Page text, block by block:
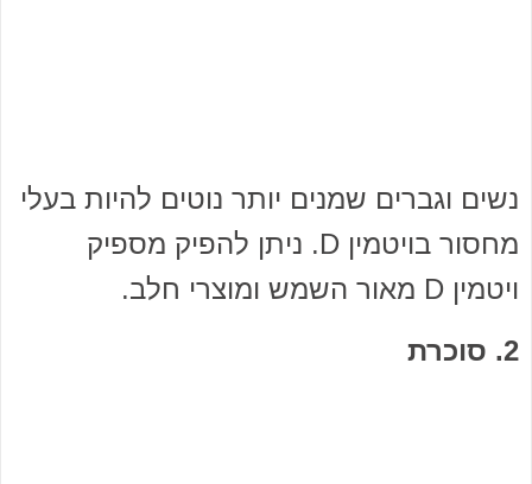
נשים וגברים שמנים יותר נוטים להיות בעלי
מחסור בויטמין D. ניתן להפיק מספיק
ויטמין D מאור השמש ומוצרי חלב.
2. סוכרת